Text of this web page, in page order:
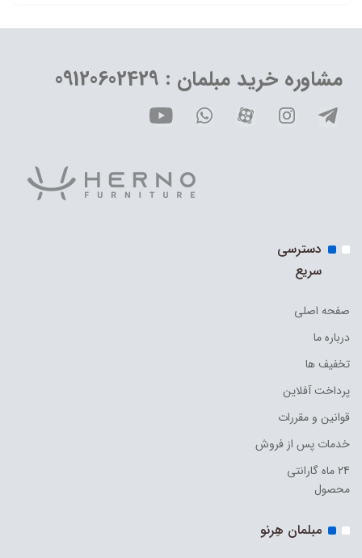
مشاوره خرید مبلمان : 09120602429
دسترسی
سریع
صفحه اصلی
درباره ما
تخفیف ها
پرداخت آفلاین
قوانین و مقررات
خدمات پس از فروش
24 ماه گارانتی
محصول
مبلمان هِرنو